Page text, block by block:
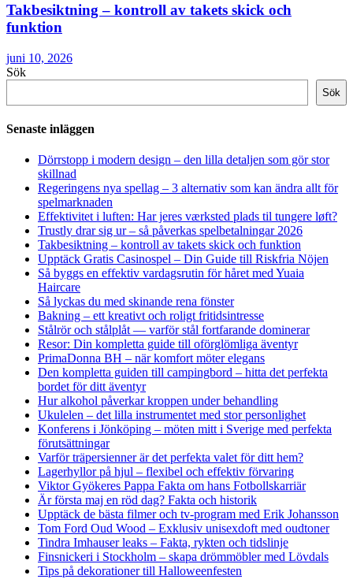
Takbesiktning – kontroll av takets skick och
funktion
juni 10, 2026
Sök
Sök
Senaste inläggen
Dörrstopp i modern design – den lilla detaljen som gör stor
skillnad
Regeringens nya spellag – 3 alternativ som kan ändra allt för
spelmarknaden
Effektivitet i luften: Har jeres værksted plads til tungere løft?
Trustly drar sig ur – så påverkas spelbetalningar 2026
Takbesiktning – kontroll av takets skick och funktion
Upptäck Gratis Casinospel – Din Guide till Riskfria Nöjen
Så byggs en effektiv vardagsrutin för håret med Yuaia
Haircare
Så lyckas du med skinande rena fönster
Bakning – ett kreativt och roligt fritidsintresse
Stålrör och stålplåt — varför stål fortfarande dominerar
Resor: Din kompletta guide till oförglömliga äventyr
PrimaDonna BH – när komfort möter elegans
Den kompletta guiden till campingbord – hitta det perfekta
bordet för ditt äventyr
Hur alkohol påverkar kroppen under behandling
Ukulelen – det lilla instrumentet med stor personlighet
Konferens i Jönköping – möten mitt i Sverige med perfekta
förutsättningar
Varför träpersienner är det perfekta valet för ditt hem?
Lagerhyllor på hjul – flexibel och effektiv förvaring
Viktor Gyökeres Pappa Fakta om hans Fotbollskarriär
Är första maj en röd dag? Fakta och historik
Upptäck de bästa filmer och tv-program med Erik Johansson
Tom Ford Oud Wood – Exklusiv unisexdoft med oudtoner
Tindra Imhauser leaks – Fakta, rykten och tidslinje
Finsnickeri i Stockholm – skapa drömmöbler med Lövdals
Tips på dekorationer till Halloweenfesten